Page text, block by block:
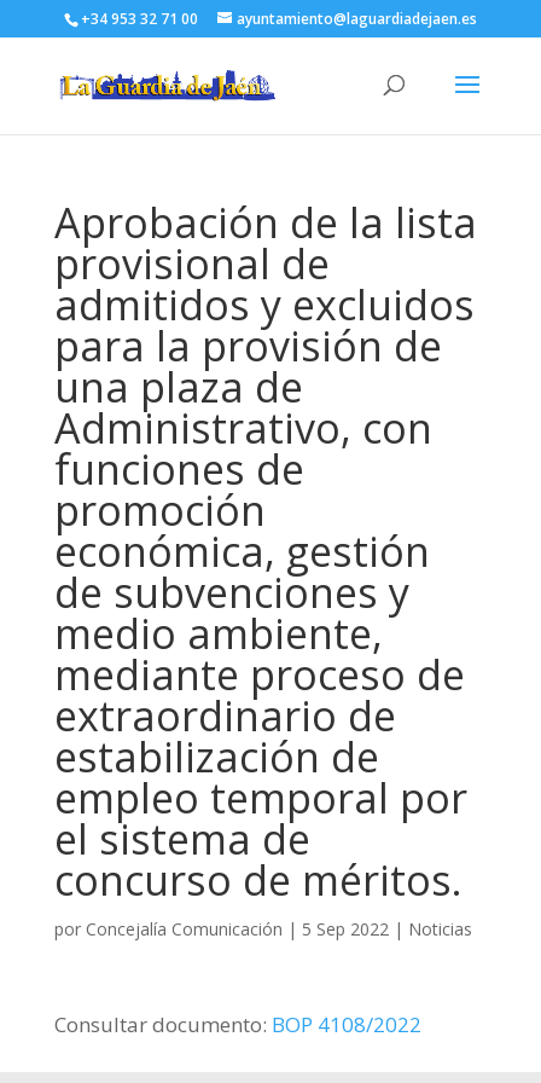
+34 953 32 71 00 ayuntamiento@laguardiadejaen.es
Aprobación de la lista
provisional de
admitidos y excluidos
para la provisión de
una plaza de
Administrativo, con
funciones de
promoción
económica, gestión
de subvenciones y
medio ambiente,
mediante proceso de
extraordinario de
estabilización de
empleo temporal por
el sistema de
concurso de méritos.
por Concejalía Comunicación | 5 Sep 2022| Noticias
Consultar documento: BOP 4108/2022